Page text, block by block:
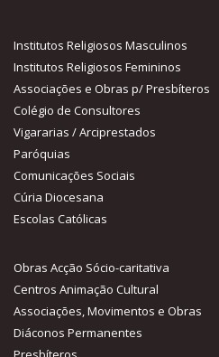
Institutos Religiosos Masculinos
Institutos Religiosos Femininos
Associações e Obras p/ Presbíteros
Colégio de Consultores
Vigararias / Arciprestados
Paróquias
Comunicações Sociais
Cúria Diocesana
Escolas Católicas
Obras Acção Sócio-caritativa
Centros Animação Cultural
Associações, Movimentos e Obras
Diáconos Permanentes